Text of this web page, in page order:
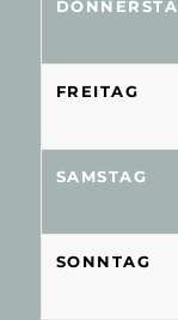
FREITAG
SAMSTAG
SONNTAG